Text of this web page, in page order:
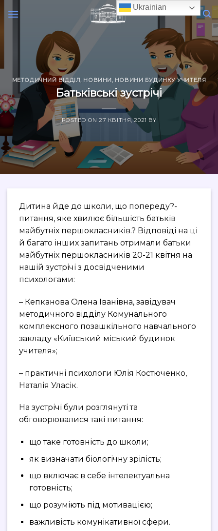
МЕТОДИЧНИЙ ВІДДІЛ, НОВИНИ, НОВИНИ БУДИНКУ УЧИТЕЛЯ
Батьківські зустрічі
POSTED ON27 КВІТНЯ, 2021 BY
Дитина йде до школи, що попереду?-
питання, яке хвилює більшість батьків
майбутніх першокласників.? Відповіді на ці
й багато інших запитань отримали батьки
майбутніх першокласників 20-21 квітня на
нашій зустрічі з досвідченими
психологами:
– Кепканова Олена Іванівна, завідувач
методичного відділу Комунального
комплексного позашкільного навчального
закладу «Київський міський будинок
учителя»;
– практичні психологи Юлія Костюченко,
Наталія Уласік.
На зустрічі були розглянуті та
обговорювалися такі питання:
що таке готовність до школи;
як визначати біологічну зрілість;
що включає в себе інтелектуальна
готовність;
що розуміють під мотивацією;
важливість комунікативної сфери.
Ukrainian